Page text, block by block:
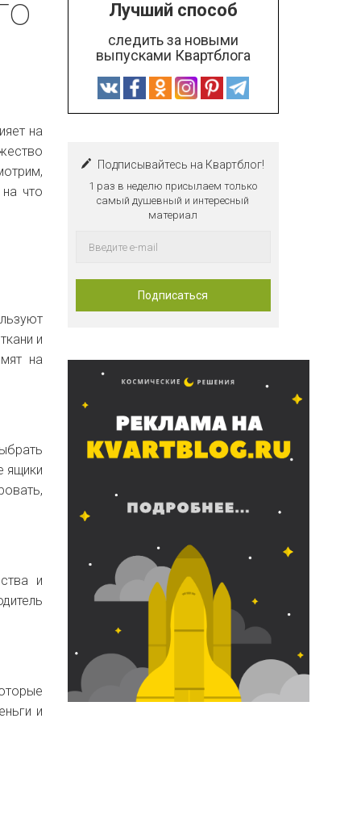
на
что
и
на
ящики
и
и
Лучший способ
следить за новыми
выпусками Квартблога
Подписывайтесь на Квартблог!
1 раз в неделю присылаем только
самый душевный и интересный
материал